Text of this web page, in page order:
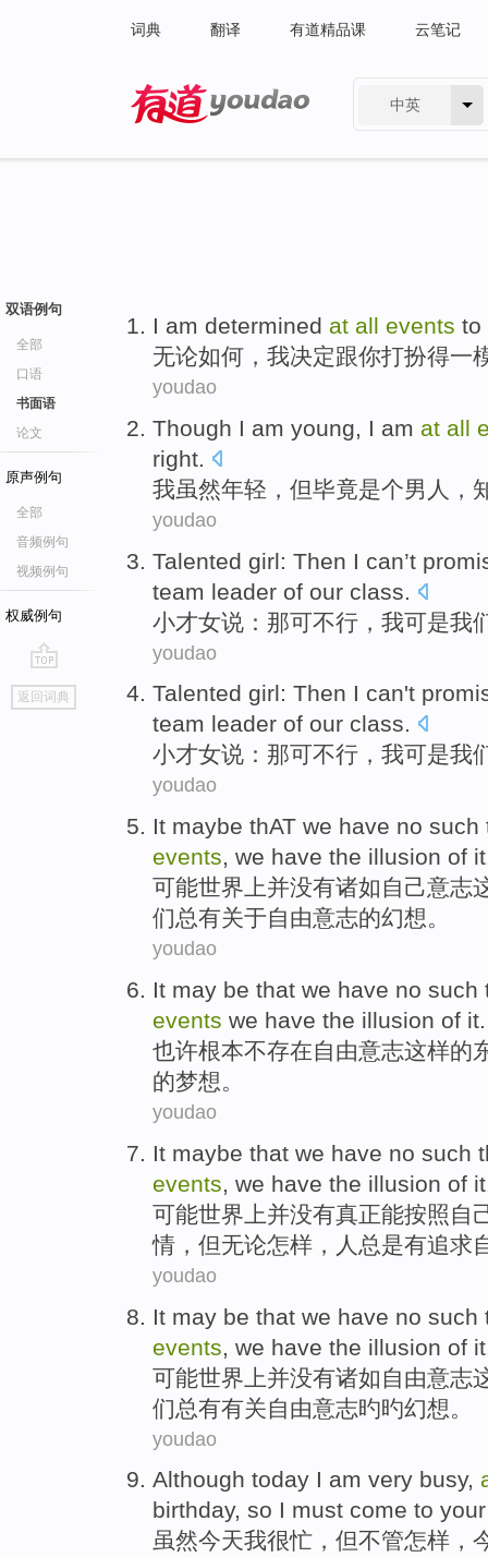
词典 翻译 有道精品课 云笔记
中英
双语例句
全部
口语
书面语
论文
原声例句
全部
音频例句
视频例句
权威例句
go
top
返回词典
I am determined at all events to
无论如何， 我决定跟你打扮得一
youdao
Though I am young, I am at all
right.
我虽然年轻 ，但毕竟是个男人 ，
youdao
Talented girl: Then I can’t
team leader of our class
小才女说： 那可不行， 我可是我
youdao
Talented girl: Then I can't
team leader of our class.
小才女说： 那可不行 ， 我可是我
youdao
It maybe thAT we have no such
events, we have the illusion of
可能世界上并没有诸如 自己意志
们总有关于自由意志的幻想。
youdao
It may be that we have no such
events we have the illusion of it.
也许根本不存在自由意志这样的
的梦想。
youdao
It maybe that we have no such
events, we have the illusion of it
可能世界上并没有真正能按照 自
情， 但无论怎样 ，人总是有追求
youdao
It may be that we have no such
events we have the illusion of it
可能世界上并没有诸如 自由意志
们总有有关自由意志旳旳幻想。
youdao
Although today I am very busy,
birthday, so I must come to your
虽然今天我很忙 ，但不管怎样，